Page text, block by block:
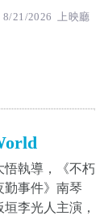
8/21/2026 上映廳
悟執導，《不朽
勤事件》南琴
李光人主演，